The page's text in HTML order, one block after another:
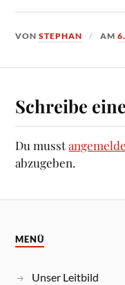
VONSTEPHAN AM
Schreibe
Du musst
abzugeben.
MENÜ
Unser Leitbild